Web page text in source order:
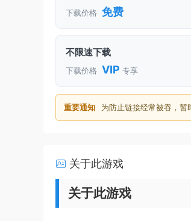
下载价格 免费
不限速下载
下载价格 VIP 专享
重要通知 为防止链接经常被吞，暂
关于此游戏
关于此游戏